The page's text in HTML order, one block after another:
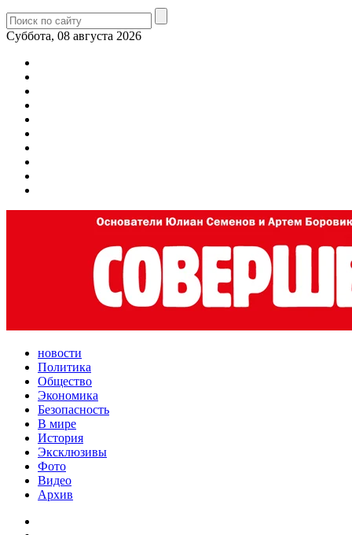
Суббота, 08 августа 2026
новости
Политика
Общество
Экономика
Безопасность
В мире
История
Эксклюзивы
Фото
Видео
Архив